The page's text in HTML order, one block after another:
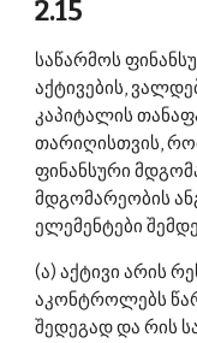
2.15
საწარმოს
აქტივების,
კაპიტალის
თარიღისთვის,
ფინანსური
მდგომარეობის
ელემენტები
(ა) აქტივი არის
აკონტროლებს
შედეგად და რის